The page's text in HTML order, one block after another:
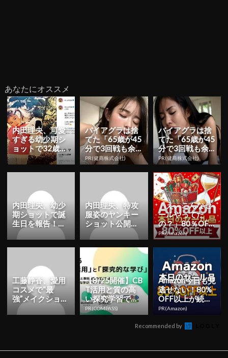
あなたにオススメ
内田理央、可愛
すぎる幼少期シ
ョットで32歳誕
生日を報告！
「健康に気をつ
バイアグラは捨
てた「65歳が45
分で3回戦も余
裕」980円で朝
まで絶好調！
PR(健商株式会社)
バイアグラは捨
てた「65歳が45
分で3回戦も余
裕」980円で朝
まで絶好調！
PR(健商株式会社)
内田理央、幼少
期ショットで誕
生日を報告！フ
ァン反響「生ま
れたときから大
内田理央、特攻
服姿のヤンキー
ショット公開！
「史上最高」
「かっこ可愛す
ぎる」 | ...
「え、こんなセ
ールやってた
の？」80％OFF
以上が続々登
場！Amazonの本
PR(Amazon)
工藤静香、愛用
コスメで“最
強”メイクショッ
ト公開！「すご
く似合ってる」
【8/25開催】CB
T活用と質の高
い探究学習で変
わる！次期学習
指導要領を見据
PR(COMPASS)
Amazon今日も見
逃せない！80%
OFF以上が続々
登場
PR(Amazon)
Recommended by